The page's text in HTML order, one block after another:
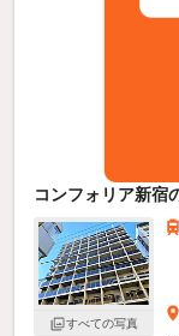
コンフォリア新宿
すべての写真